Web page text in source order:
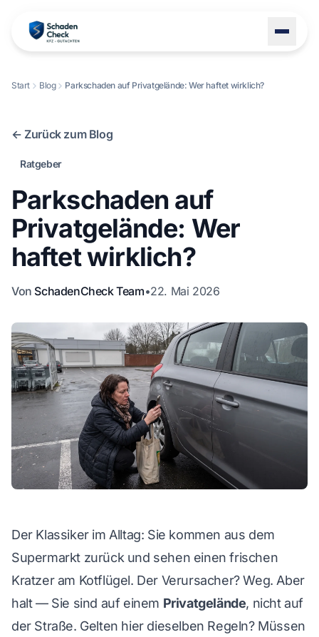
STANDORTE
ÜBER UNS
KONTAKT
WhatsApp
Start Blog Parkschaden auf Privatgelände: Wer haftet wirklich?
← Zurück zum Blog
Ratgeber
Parkschaden auf
Privatgelände: Wer
haftet wirklich?
Von SchadenCheck Team•22. Mai 2026
Der Klassiker im Alltag: Sie kommen aus dem
Supermarkt zurück und sehen einen frischen
Kratzer am Kotflügel. Der Verursacher? Weg. Aber
halt — Sie sind auf einem Privatgelände, nicht auf
der Straße. Gelten hier dieselben Regeln? Müssen